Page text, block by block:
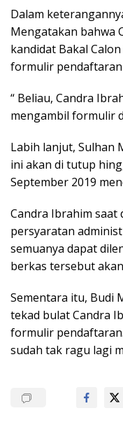
Dalam
Mengatakan bahwa
kandidat Bakal
formulir pendaftaran
“ Beliau, Candra
mengambil formulir
Labih lanjut, Sulhan
ini akan di tutup
September 2019
Candra Ibrahim saat
persyaratan
semuanya dapat
berkas tersebut
Sementara itu, Budi
tekad bulat Candra
formulir
sudah tak ragu lagi